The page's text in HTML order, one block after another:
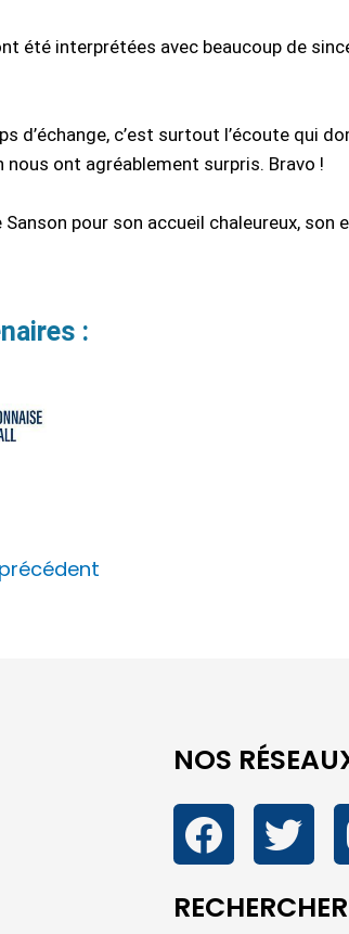
été interprétées avec beaucoup de
d’échange, c’est surtout l’écoute qui
nous ont agréablement surpris. Bravo !
Sanson pour son accueil chaleureux,
:
NOS